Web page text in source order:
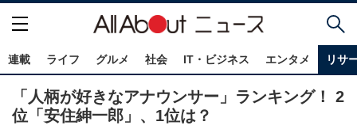
連載 ライフ グルメ 社会 IT・ビジネス エンタメ リサ
「人柄が好きなアナウンサー」ランキング！ 2
位「安住紳一郎」、1位は？